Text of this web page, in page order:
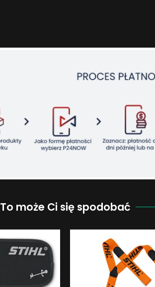
To może Ci się spodobać